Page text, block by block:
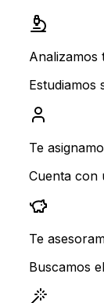
Analizamos
Estudiamos
Te
Cuenta con
Te
Buscamos